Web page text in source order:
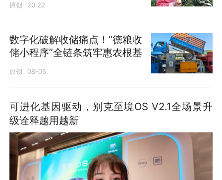
原创 20:22
数字化破解收储痛点！“德粮收
储小程序”全链条筑牢惠农根基
原创 08-05
可进化基因驱动，别克至境OS V2.1全场景升
级诠释越用越新